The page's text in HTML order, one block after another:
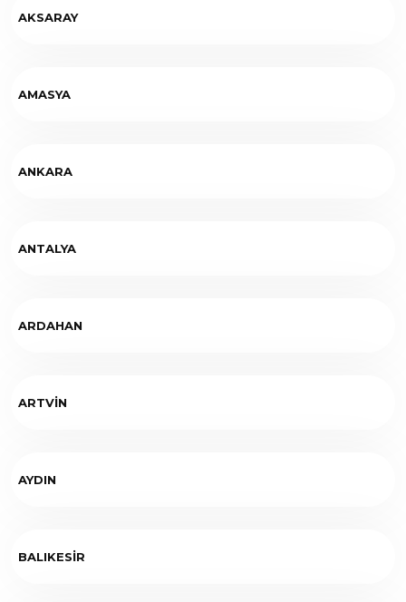
AKSARAY
AMASYA
ANKARA
ANTALYA
ARDAHAN
ARTVİN
AYDIN
BALIKESİR